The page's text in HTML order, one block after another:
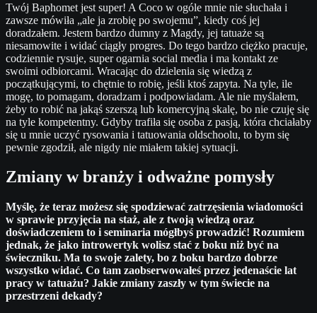
Twój Baphomet jest super! A Coco w ogóle mnie nie słuchała i
zawsze mówiła „ale ja zrobię po swojemu”, kiedy coś jej
doradzałem. Jestem bardzo dumny z Magdy, jej tatuaże są
niesamowite i widać ciągły progres. Do tego bardzo ciężko pracuje,
codziennie rysuje, super ogarnia social media i ma kontakt ze
swoimi odbiorcami. Wracając do dzielenia się wiedzą z
początkującymi, to chętnie to robię, jeśli ktoś zapyta. Na tyle, ile
mogę, to pomagam, doradzam i podpowiadam. Ale nie myślałem,
żeby to robić na jakąś szerszą lub komercyjną skalę, bo nie czuję się
na tyle kompetentny. Gdyby trafiła się osoba z pasją, która chciałaby
się u mnie uczyć rysowania i tatuowania oldschoolu, to bym się
pewnie zgodził, ale nigdy nie miałem takiej sytuacji.
Zmiany w branży i odważne pomysły
Myślę, że teraz możesz się spodziewać zatrzęsienia wiadomości
w sprawie przyjęcia na staż, ale z twoją wiedzą oraz
doświadczeniem to i seminaria mógłbyś prowadzić! Rozumiem
jednak, że jako introwertyk wolisz stać z boku niż być na
świeczniku. Ma to swoje zalety, bo z boku bardzo dobrze
wszystko widać. Co tam zaobserwowałeś przez jedenaście lat
pracy w tatuażu? Jakie zmiany zaszły w tym świecie na
przestrzeni dekady?